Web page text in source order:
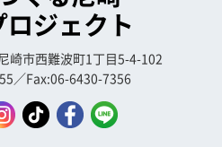
ジェクト
市西難波町1丁目5-4-102
／Fax:06-6430-7356